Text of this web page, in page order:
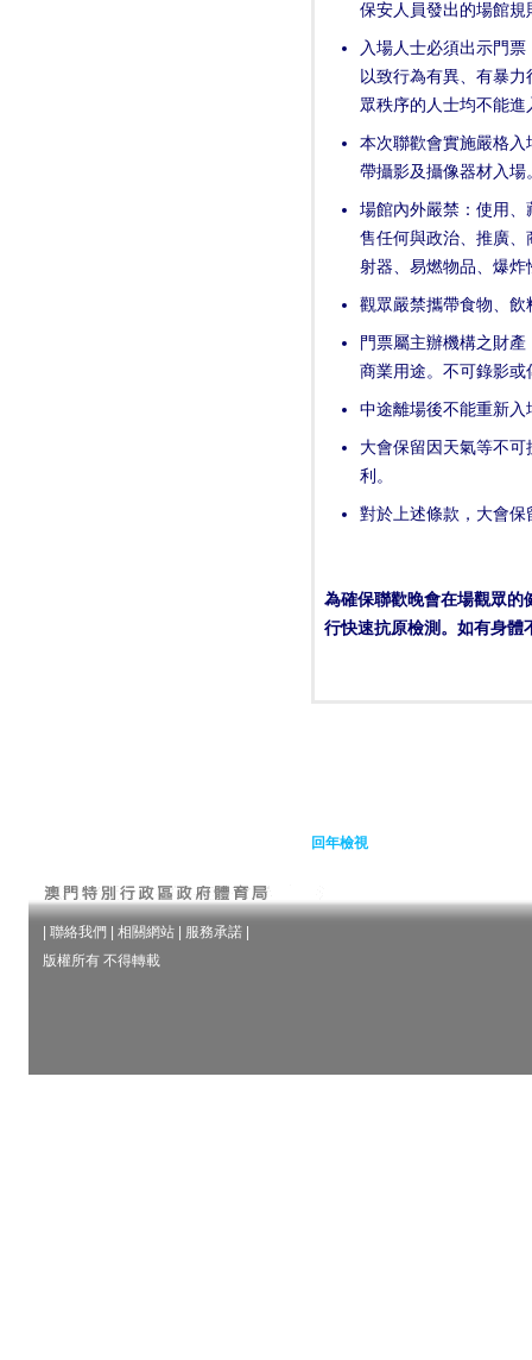
保安人員發出的場館規
入場人士必須出示門
以致行為有異、有暴
眾秩序的人士均不能進
本次聯歡會實施嚴格
帶攝影及攝像器材入場
場館內外嚴禁：使用
售任何與政治、推廣
射器、易燃物品、爆
觀眾嚴禁攜帶食物、
門票屬主辦機構之財
商業用途。不可錄影
中途離場後不能重新入
大會保留因天氣等不
利。
對於上述條款，大會保
為確保聯歡晚會在場觀眾的
行快速抗原檢測。如有身體
回年檢視
聯絡我們 相關網站 服務承諾
版權所有 不得轉載